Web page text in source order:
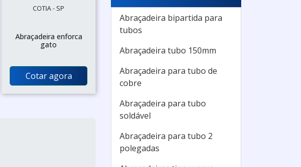
COTIA - SP
Abraçadeira enforca
gato
Cotar agora
Abraçadeira bipartida para
tubos
Abraçadeira tubo 150mm
Abraçadeira para tubo de
cobre
Abraçadeira para tubo
soldável
Abraçadeira para tubo 2
polegadas